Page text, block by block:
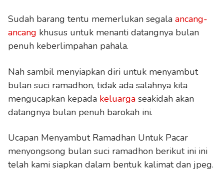
Sudah barang tentu memerlukan segala ancang-
ancang khusus untuk menanti datangnya bulan
penuh keberlimpahan pahala.
Nah sambil menyiapkan diri untuk menyambut
bulan suci ramadhon, tidak ada salahnya kita
mengucapkan kepada keluarga seakidah akan
datangnya bulan penuh barokah ini.
Ucapan Menyambut Ramadhan Untuk Pacar
menyongsong bulan suci ramadhon berikut ini ini
telah kami siapkan dalam bentuk kalimat dan jpeg.